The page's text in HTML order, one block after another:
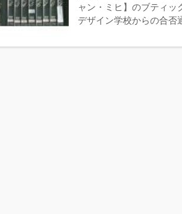
ャン・ミヒ】のブティッ
デザイン学校からの合